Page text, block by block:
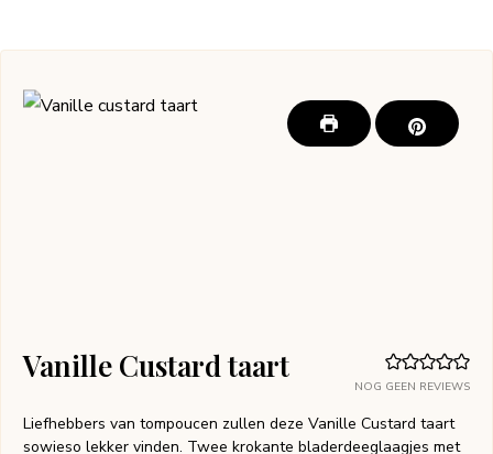
NOG GEEN REVIEWS
Vanille Custard taart
Liefhebbers van tompoucen zullen deze Vanille Custard taart
sowieso lekker vinden. Twee krokante bladerdeeglaagjes met